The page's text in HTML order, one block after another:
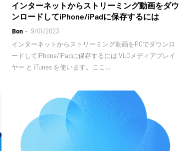
インターネットからストリーミング動画をダウ
ンロードしてiPhone/iPadに保存するには
Bon
9/01/2023
インターネットからストリーミング動画をPCでダウンロ
ードしてiPhone/iPadに保存するには VLCメディアプレイ
ヤー と iTunes を使います。ここ…